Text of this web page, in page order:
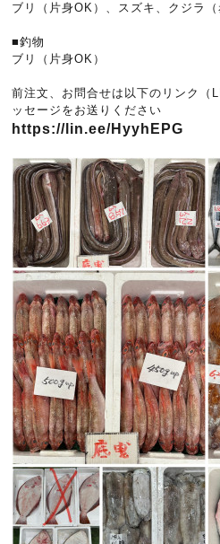
ブリ（片身OK）、スズキ、クジラ（
■釣物
ブリ（片身OK）
前注文、お問合せは以下のリンク（
ッセージをお送りください
https://lin.ee/HyyhEPG